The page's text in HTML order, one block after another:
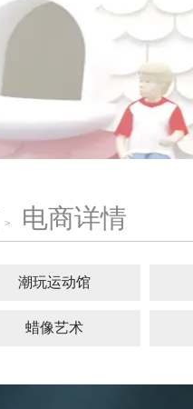
> 电商详情
潮玩运动馆
蜡像艺术